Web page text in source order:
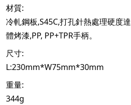
材質:
冷軋鋼板,S45C,打孔針熱處理硬度達
體烤漆,PP, PP+TPR手柄。
尺寸:
L:230mm*W75mm*30mm
重量:
344g